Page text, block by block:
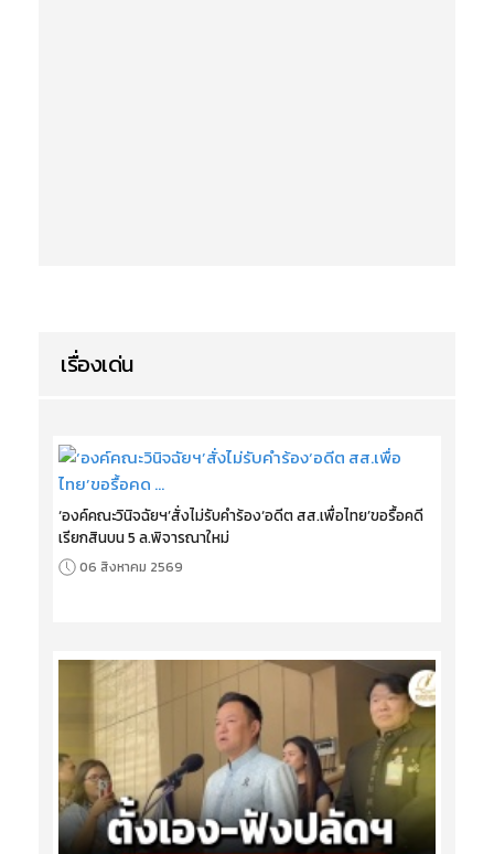
เรื่องเด่น
‘องค์คณะวินิจฉัยฯ’สั่งไม่รับคำร้อง‘อดีต สส.เพื่อไทย’ขอรื้อคดี
เรียกสินบน 5 ล.พิจารณาใหม่
06 สิงหาคม 2569